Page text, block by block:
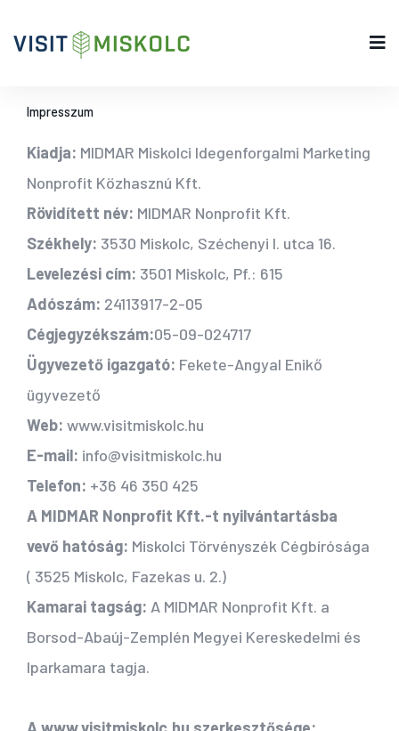
Impresszum
Kiadja: MIDMAR Miskolci Idegenforgalmi Marketing
Nonprofit Közhasznú Kft.
Rövidített név: MIDMAR Nonprofit Kft.
Székhely: 3530 Miskolc, Széchenyi I. utca 16.
Levelezési cím: 3501 Miskolc, Pf.: 615
Adószám: 24113917-2-05
Cégjegyzékszám:05-09-024717
Ügyvezető igazgató: Fekete-Angyal Enikő
ügyvezető
Web: www.visitmiskolc.hu
E-mail: info@visitmiskolc.hu
Telefon: +36 46 350 425
A MIDMAR Nonprofit Kft.-t nyilvántartásba
vevő hatóság: Miskolci Törvényszék Cégbírósága
( 3525 Miskolc, Fazekas u. 2.)
Kamarai tagság: A MIDMAR Nonprofit Kft. a
Borsod-Abaúj-Zemplén Megyei Kereskedelmi és
Iparkamara tagja.